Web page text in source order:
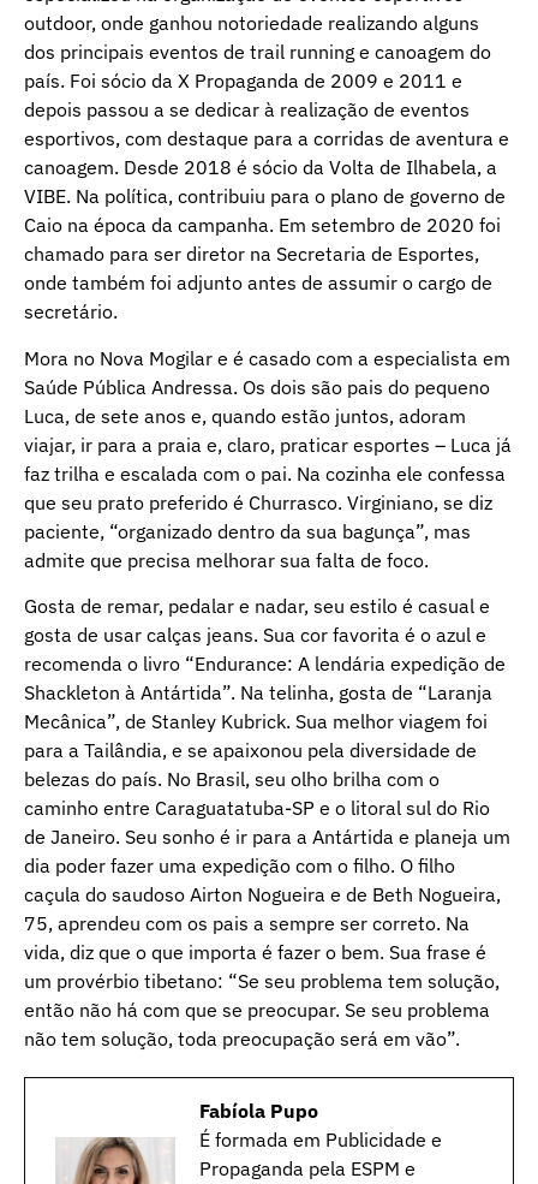
outdoor, onde ganhou notoriedade realizando alguns
dos principais eventos de trail running e canoagem do
país. Foi sócio da X Propaganda de 2009 e 2011 e
depois passou a se dedicar à realização de eventos
esportivos, com destaque para a corridas de aventura e
canoagem. Desde 2018 é sócio da Volta de Ilhabela, a
VIBE. Na política, contribuiu para o plano de governo de
Caio na época da campanha. Em setembro de 2020 foi
chamado para ser diretor na Secretaria de Esportes,
onde também foi adjunto antes de assumir o cargo de
secretário.
Mora no Nova Mogilar e é casado com a especialista em
Saúde Pública Andressa. Os dois são pais do pequeno
Luca, de sete anos e, quando estão juntos, adoram
viajar, ir para a praia e, claro, praticar esportes – Luca já
faz trilha e escalada com o pai. Na cozinha ele confessa
que seu prato preferido é Churrasco. Virginiano, se diz
paciente, “organizado dentro da sua bagunça”, mas
admite que precisa melhorar sua falta de foco.
Gosta de remar, pedalar e nadar, seu estilo é casual e
gosta de usar calças jeans. Sua cor favorita é o azul e
recomenda o livro “Endurance: A lendária expedição de
Shackleton à Antártida”. Na telinha, gosta de “Laranja
Mecânica”, de Stanley Kubrick. Sua melhor viagem foi
para a Tailândia, e se apaixonou pela diversidade de
belezas do país. No Brasil, seu olho brilha com o
caminho entre Caraguatatuba-SP e o litoral sul do Rio
de Janeiro. Seu sonho é ir para a Antártida e planeja um
dia poder fazer uma expedição com o filho. O filho
caçula do saudoso Airton Nogueira e de Beth Nogueira,
75, aprendeu com os pais a sempre ser correto. Na
vida, diz que o que importa é fazer o bem. Sua frase é
um provérbio tibetano: “Se seu problema tem solução,
então não há com que se preocupar. Se seu problema
não tem solução, toda preocupação será em vão”.
Fabíola Pupo
É formada em Publicidade e
Propaganda pela ESPM e